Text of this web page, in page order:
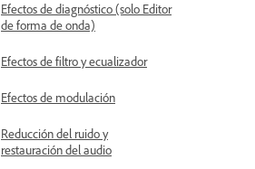
Efectos de diagnóstico (solo Editor
de forma de onda)
Efectos de filtro y ecualizador
Efectos de modulación
Reducción del ruido y
restauración del audio